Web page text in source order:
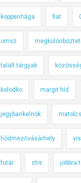
koppenhága fiat
omsz
talált tárgyak
kolodko margit híd
jegybankelnök
hódmezővásárhely
futár ctis jobbra